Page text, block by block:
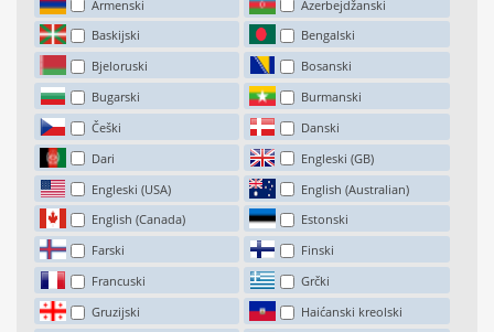
Armenski
Azerbejdžanski
Baskijski
Bengalski
Bjeloruski
Bosanski
Bugarski
Burmanski
Češki
Danski
Dari
Engleski (GB)
Engleski (USA)
English (Australian)
English (Canada)
Estonski
Farski
Finski
Francuski
Grčki
Gruzijski
Haićanski kreolski